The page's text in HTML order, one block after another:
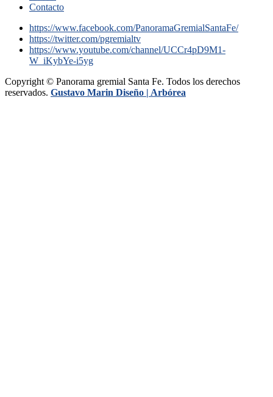
Contacto
https://www.facebook.com/PanoramaGremialSantaFe/
https://twitter.com/pgremialtv
https://www.youtube.com/channel/UCCr4pD9M1-
W_iKybYe-i5yg
Copyright © Panorama gremial Santa Fe. Todos los derechos
reservados. Gustavo Marin Diseño | Arbórea